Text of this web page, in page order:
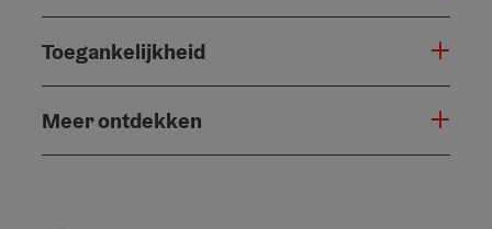
Toegankelijkheid
Meer ontdekken